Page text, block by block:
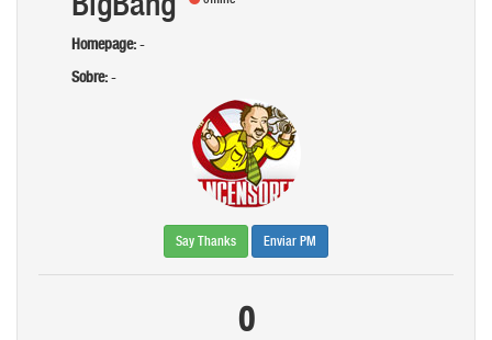
Homepage:-
Sobre:-
Say Thanks Enviar PM
0